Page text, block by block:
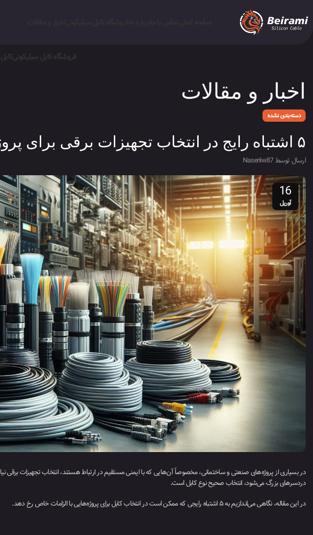
فروشگاه کابل سیلیکونی
اخبار و مقالات
دسته‌بندی نشده
۵ اشتباه رایج در انتخاب تجهیزات برقی برای پروژه‌های حساس
ارسال توسطNaseriiw87
16
آوریل
در بسیاری از پروژه‌های صنعتی و ساختمانی، مخصوصاً آن‌هایی که با ایمنی مستقیم در ارتباط هستند، انتخاب تجهیزات
دردسرهای بزرگ می‌شود، انتخاب صحیح نوع کابل است.
در این مقاله، نگاهی می‌اندازیم به ۵ اشتباه رایجی که ممکن است در انتخاب کابل برای پروژه‌هایی با الزامات خاص رخ دهد.